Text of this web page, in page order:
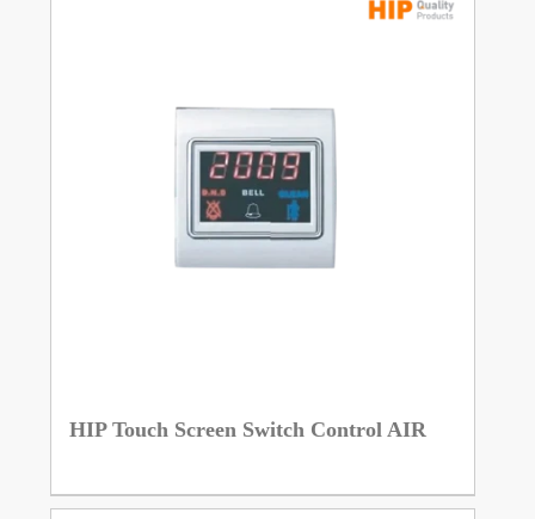
HIP Touch Screen Switch Control AIR